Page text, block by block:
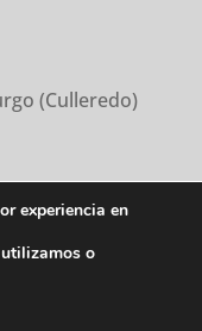
(Culleredo)
–Cookies
experiencia en
utilizamos o